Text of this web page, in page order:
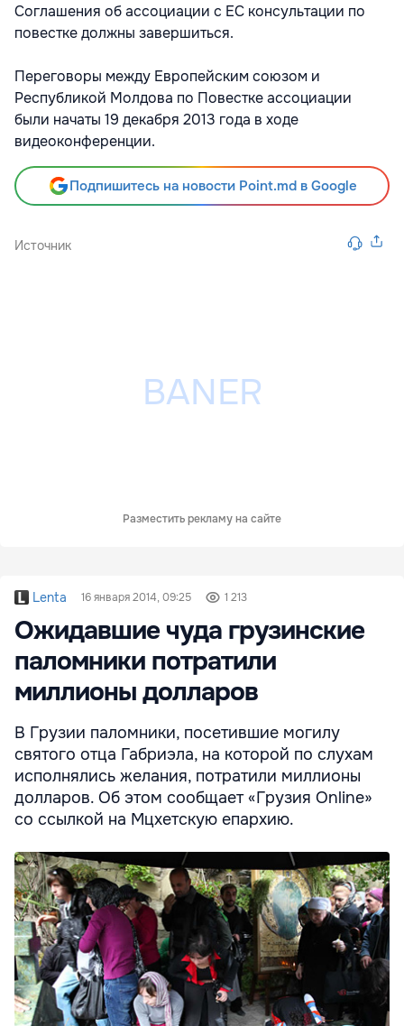
Соглашения об ассоциации с ЕС консультации по
повестке должны завершиться.
Переговоры между Европейским союзом и
Республикой Молдова по Повестке ассоциации
были начаты 19 декабря 2013 года в ходе
видеоконференции.
Подпишитесь на новости Point.md в Google
Источник
Разместить рекламу на сайте
Lenta 16 января 2014, 09:25 1 213
Ожидавшие чуда грузинские
паломники потратили
миллионы долларов
В Грузии паломники, посетившие могилу
святого отца Габриэла, на которой по слухам
исполнялись желания, потратили миллионы
долларов. Об этом сообщает «Грузия Online»
со ссылкой на Мцхетскую епархию.